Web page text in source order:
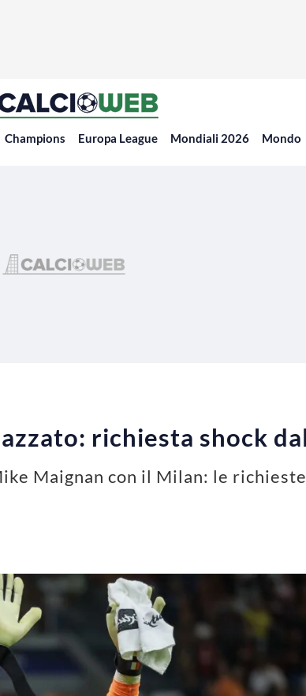
Champions Europa League Mondiali 2026 Mondo
richiesta shock
Maignan con il Milan: le